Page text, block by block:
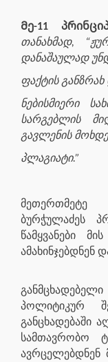
Მე-11
თანახმად,
დანაშაულად
ფაქტის განზრახ
ნებისმიერი
სარგებლის
გავლენის
პლაგიატი.”
ბურჭულაძეს
წამყვანები
ამახინჯებდნენ
პოლიტიკურ
განცხადებაში
სამთავრობო
ავრცელებდნენ